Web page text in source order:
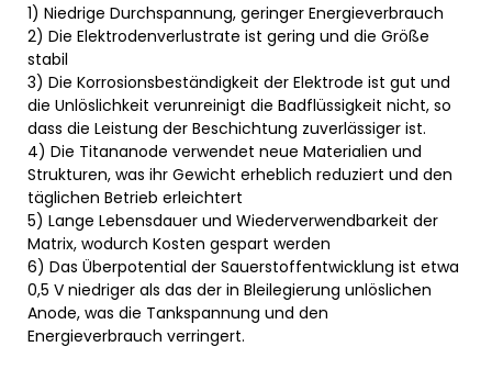
1) Niedrige Durchspannung, geringer Energieverbrauch
2) Die Elektrodenverlustrate ist gering und die Größe
stabil
3) Die Korrosionsbeständigkeit der Elektrode ist gut und
die Unlöslichkeit verunreinigt die Badflüssigkeit nicht, so
dass die Leistung der Beschichtung zuverlässiger ist.
4) Die Titananode verwendet neue Materialien und
Strukturen, was ihr Gewicht erheblich reduziert und den
täglichen Betrieb erleichtert
5) Lange Lebensdauer und Wiederverwendbarkeit der
Matrix, wodurch Kosten gespart werden
6) Das Überpotential der Sauerstoffentwicklung ist etwa
0,5 V niedriger als das der in Bleilegierung unlöslichen
Anode, was die Tankspannung und den
Energieverbrauch verringert.